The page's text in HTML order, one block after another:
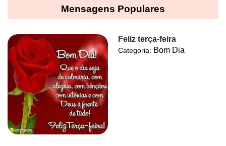
Mensagens Populares
Feliz terça-feira
Categoria: Bom Dia